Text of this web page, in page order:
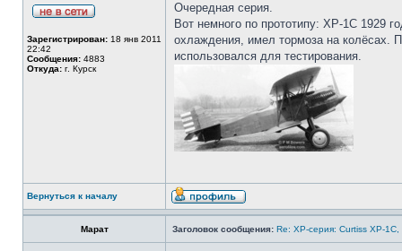
Зарегистрирован: 18 янв 2011
22:42
Сообщения: 4883
Откуда: г. Курск
Очередная серия.
Вот немного по прототипу: XP-1С 1929
охлаждения, имел тормоза на колёсах.
использовался для тестирования.
Вернуться к началу
Марат Заголовок сообщения: Re: ХP-серия: Curtiss XP-